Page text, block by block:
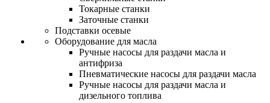
Токарные станки
Заточные станки
Подставки осевые
Оборудование для масла
Ручные насосы для раздачи масла и
антифриза
Пневматические насосы для раздачи масла
Ручные насосы для раздачи масла и
дизельного топлива